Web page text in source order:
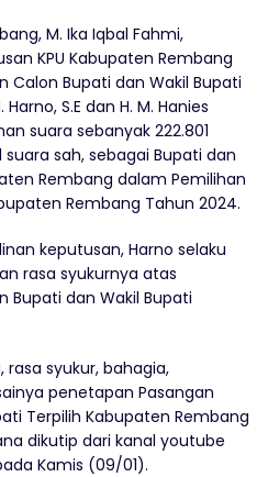
M. Ika Iqbal Fahmi,
KPU Kabupaten Rembang
Bupati dan Wakil Bupati
S.E dan H. M. Hanies
suara sebanyak 222.801
sah, sebagai Bupati dan
Rembang dalam Pemilihan
Rembang Tahun 2024.
keputusan, Harno selaku
rasa syukurnya atas
Bupati dan Wakil Bupati
rasa syukur, bahagia,
penetapan Pasangan
Terpilih Kabupaten Rembang
dikutip dari kanal youtube
Kamis (09/01).